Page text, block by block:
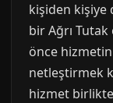
kişiden kişiye
bir Ağrı
önce
netleştirmek
hizmet